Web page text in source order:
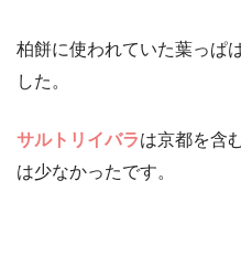
柏餅に使われていた葉っぱは
した。
サルトリイバラは京都を含
は少なかったです。